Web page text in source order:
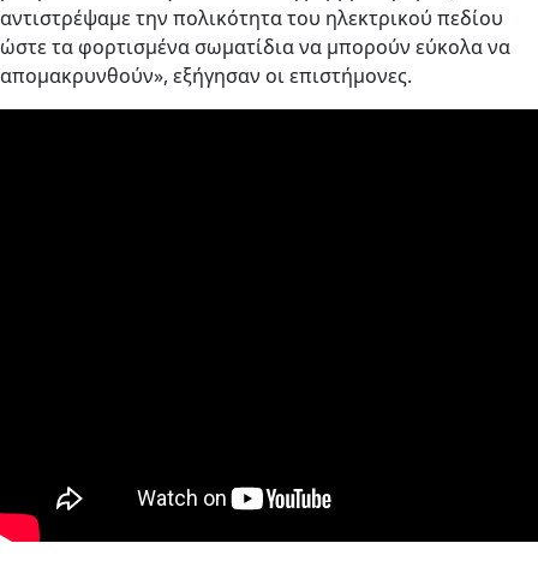
αντιστρέψαμε την πολικότητα του ηλεκτρικού πεδίου
ώστε τα φορτισμένα σωματίδια να μπορούν εύκολα να
απομακρυνθούν», εξήγησαν οι επιστήμονες.